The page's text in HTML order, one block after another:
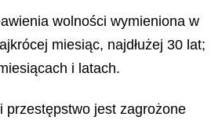
wolności wymieniona w
miesiąc, najdłużej 30 lat;
i latach.
przestępstwo jest zagrożone